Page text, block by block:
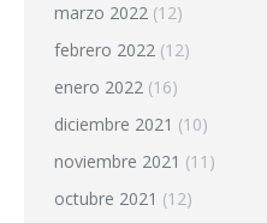
marzo 2022 (12)
febrero 2022 (12)
enero 2022 (16)
diciembre 2021 (10)
noviembre 2021 (11)
octubre 2021 (12)